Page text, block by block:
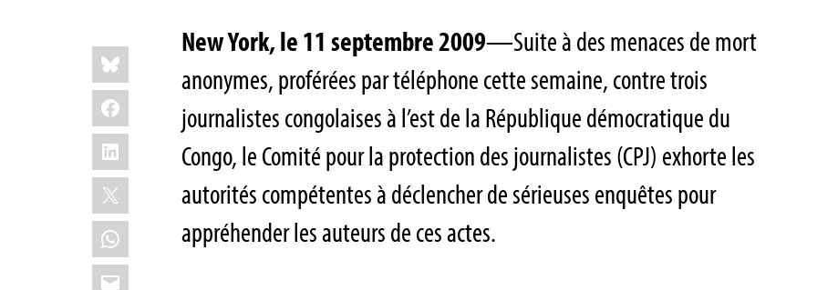
Share
this:
Bluesky
Facebook
LinkedIn
X
WhatsApp
Email
New York, le 11 septembre 2009—Suiteà des menaces de mort
anonymes,proféréespar téléphonecette semaine, contre trois
journalistes congolaises à l’est dela Républiquedémocratique du
Congo, le Comité pour la protection des journalistes (CPJ) exhorte les
autorités compétentes à déclencher de sérieuses enquêtes pour
appréhender les auteurs de ces actes.